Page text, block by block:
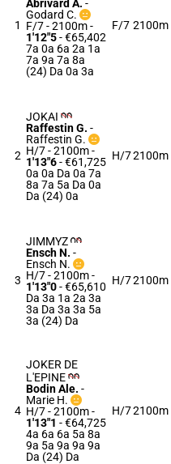
1
Abrivard A. -
Godard C.
F/7 - 2100m-
1'12"5- €65,402
7a 0a 6a 2a 1a
7a 9a 7a 8a
(24) Da 0a 3a
F/7 2100m
2
JOKAI
Raffestin G. -
Raffestin G.
H/7 - 2100m-
1'13"6- €61,725
0a 0a Da 0a 7a
8a 7a 5a Da 0a
Da (24) 0a
H/72100m
3
JIMMYZ
Ensch N. -
Ensch N.
H/7 - 2100m-
1'13"0- €65,610
Da 3a 1a 2a 3a
3a Da 3a 3a 5a
3a (24) Da
H/72100m
4
JOKER DE
L'EPINE
Bodin Ale. -
Marie H.
H/7 - 2100m-
1'13"1 - €64,725
4a 6a 6a 5a 8a
9a 5a 9a 9a 9a
Da (24) Da
H/72100m